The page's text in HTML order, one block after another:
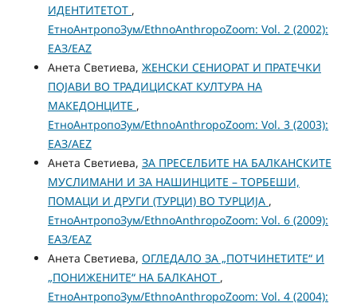
ИДЕНТИТЕТОТ ,
ЕтноАнтропоЗум/EthnoAnthropoZoom: Vol. 2 (2002):
ЕАЗ/EAZ
Анета Светиева, ЖЕНСКИ СЕНИОРАТ И ПРАТЕЧКИ
ПОЈАВИ ВО ТРАДИЦИСКАТ КУЛТУРА НА
МАКЕДОНЦИТЕ ,
ЕтноАнтропоЗум/EthnoAnthropoZoom: Vol. 3 (2003):
ЕАЗ/AEZ
Анета Светиева, ЗА ПРЕСЕЛБИТЕ НА БАЛКАНСКИТЕ
МУСЛИМАНИ И ЗА НАШИНЦИТЕ – ТОРБЕШИ,
ПОМАЦИ И ДРУГИ (ТУРЦИ) ВО ТУРЦИЈА ,
ЕтноАнтропоЗум/EthnoAnthropoZoom: Vol. 6 (2009):
ЕАЗ/EAZ
Анета Светиева, ОГЛЕДАЛО ЗА „ПОТЧИНЕТИТЕ“ И
„ПОНИЖЕНИТЕ“ НА БАЛКАНОТ ,
ЕтноАнтропоЗум/EthnoAnthropoZoom: Vol. 4 (2004):